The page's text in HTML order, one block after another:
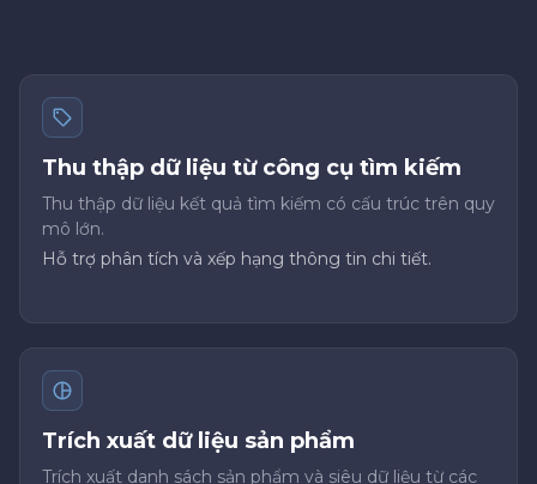
Thu thập dữ liệu từ công cụ tìm kiếm
Thu thập dữ liệu kết quả tìm kiếm có cấu trúc trên quy
mô lớn.
Hỗ trợ phân tích và xếp hạng thông tin chi tiết.
Trích xuất dữ liệu sản phẩm
Trích xuất danh sách sản phẩm và siêu dữ liệu từ các